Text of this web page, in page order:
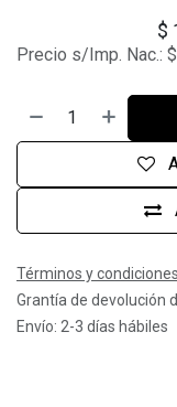
$
Precio s/Imp. Nac.: $
Términos y condiciones
Grantía de devolución
Envío: 2-3 días hábiles